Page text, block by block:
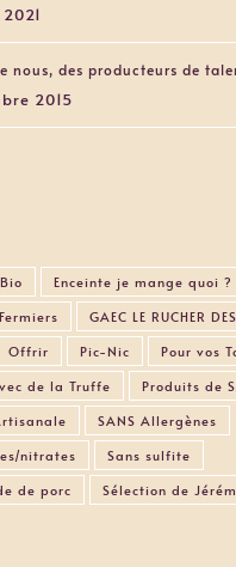
nous, des producteurs de
2015
Bio Enceinte je mange quoi ?
GAEC LE RUCHER
Offrir Pic-Nic
Pour vos
de la Truffe
Produits de
SANS Allergènes
nitrates
Sans sulfite
de porc
Sélection de